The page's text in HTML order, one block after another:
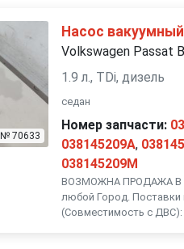
Lexus
Mitsubishi
Porsche
Skoda
Suzuki
№ 70633
Насос вакуумный
Volkswagen Passat
1.9 л., TDi, дизель
седан
Номер запчасти:
038145209A,
038145209M
ВОЗМОЖНА ПРОДАЖА В
любой Город. Поставки
(Совместимость с ДВС):